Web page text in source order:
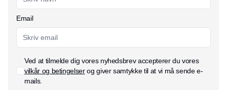
Email
Ved at tilmelde dig vores nyhedsbrev accepterer du vores
vilkår og betingelserog giver samtykke til at vi må sende e-
mails.